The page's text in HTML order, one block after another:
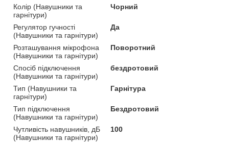
Колір (Навушники та
гарнітури)
Чорний
Регулятор гучності
(Навушники та гарнітури)
Да
Розташування мікрофона
(Навушники та гарнітури)
Поворотний
Спосіб підключення
(Навушники та гарнітури)
бездротовий
Тип (Навушники та
гарнітури)
Гарнітура
Тип підключення
(Навушники та гарнітури)
Бездротовий
Чутливість навушників, дБ
(Навушники та гарнітури)
100